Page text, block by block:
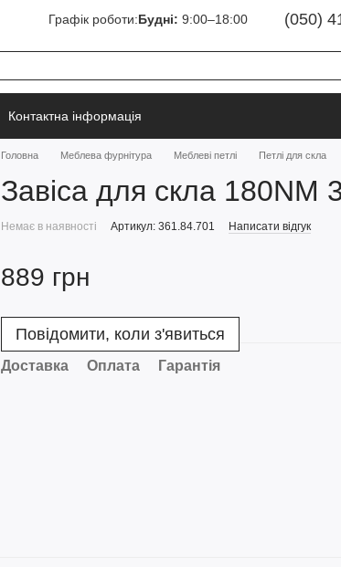
Графік роботи:Будні: 9:00–18:00 (050)
Контактна інформація
Головна Меблева фурнітура Меблеві петлі Петлі для скла
Завіса для скла 180NM
Немає в наявності Артикул: 361.84.701 Написати відгук
889 грн
Повідомити, коли з'явиться
Доставка Оплата Гарантія